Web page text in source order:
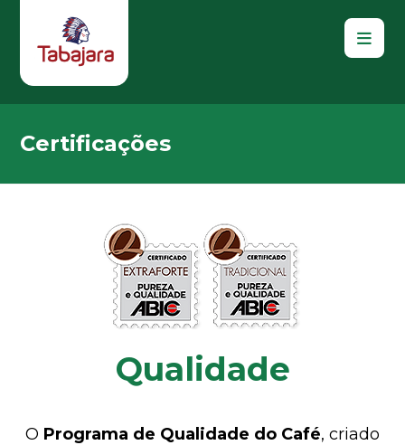
Certificações
Qualidade
O Programa de Qualidade do Café, criado